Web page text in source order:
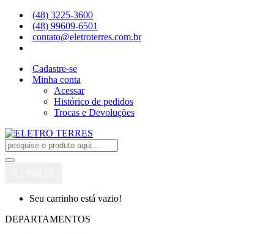
(48) 3225-3600
(48) 99609-6501
contato@eletroterres.com.br
Cadastre-se
Minha conta
Acessar
Histórico de pedidos
Trocas e Devoluções
Seu carrinho está vazio!
DEPARTAMENTOS